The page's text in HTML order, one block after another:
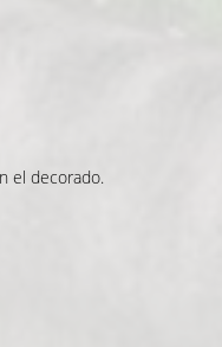
el decorado.